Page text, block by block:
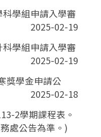
學組申請入學審
2025-02-19
學組申請入學審
2025-02-19
獎學金申請公
2025-02-18
2學期課程表。
處公告為準。)